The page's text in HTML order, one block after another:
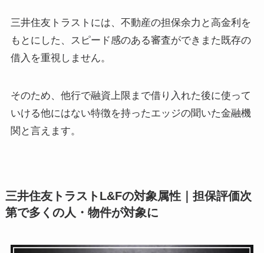
三井住友トラストには、不動産の担保余力と高金利を
もとにした、スピード感のある審査ができまた既存の
借入を重視しません。
そのため、他行で融資上限まで借り入れた後に使って
いける他にはない特徴を持ったエッジの聞いた金融機
関と言えます。
三井住友トラストL&Fの対象属性｜担保評価次
第で多くの人・物件が対象に